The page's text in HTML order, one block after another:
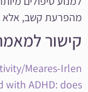
מהפרעת קשב, אלא
קישור
Meares-Irlen
with ADHD: does